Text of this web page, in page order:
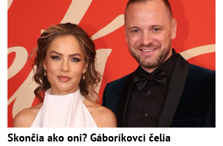
Skončia ako oni? Gáboríkovci čelia